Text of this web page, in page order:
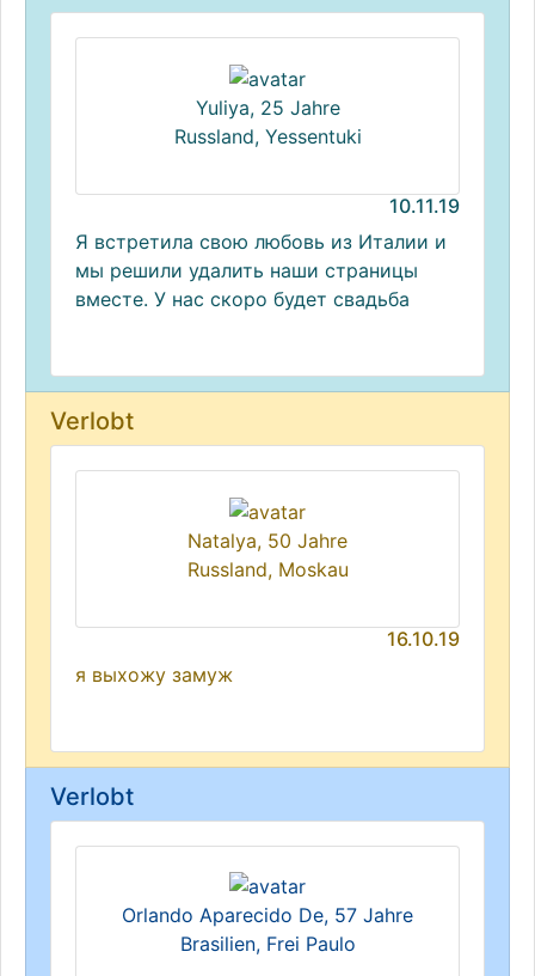
Yuliya, 25 Jahre
Russland, Yessentuki
10.11.19
Я встретила свою любовь из Италии и
мы решили удалить наши страницы
вместе. У нас скоро будет свадьба
Verlobt
Natalya, 50 Jahre
Russland, Moskau
16.10.19
я выхожу замуж
Verlobt
Orlando Aparecido De, 57 Jahre
Brasilien, Frei Paulo